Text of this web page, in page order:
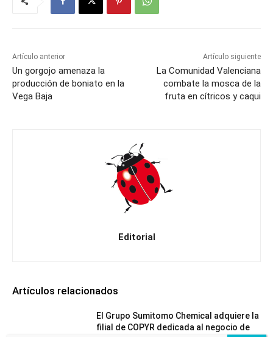
Artículo anterior
Un gorgojo amenaza la
producción de boniato en la
Vega Baja
Artículo siguiente
La Comunidad Valenciana
combate la mosca de la
fruta en cítricos y caqui
Editorial
Artículos relacionados
El Grupo Sumitomo Chemical adquiere la
filial de COPYR dedicada al negocio de